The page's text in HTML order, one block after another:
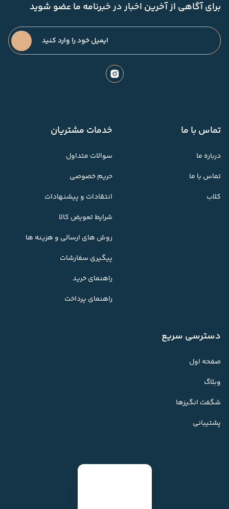
برای آگاهی از آخرین اخبار در خبرنامه ما عضو شوید
تماس با ما
درباره ما
تماس با ما
کلاب
خدمات مشتریان
سوالات متداول
حریم خصوصی
انتقادات و پیشنهادات
شرایط تعویض کالا
روش های ارسالی و هزینه ها
پیگیری سفارشات
راهنمای خرید
راهنمای پرداخت
دسترسی سریع
صفحه اول
وبلاگ
شگفت انگیزها
پشتیبانی